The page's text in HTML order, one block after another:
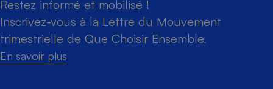
Restez informé et mobilisé !
Inscrivez-vous à la Lettre du Mouvement
trimestrielle de Que Choisir Ensemble.
En savoir plus